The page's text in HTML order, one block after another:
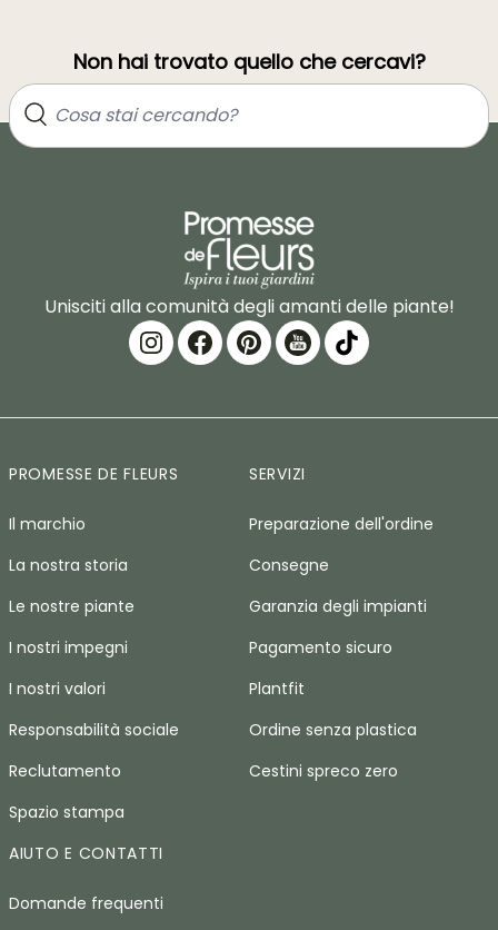
Non hai trovato quello che cercavi?
Unisciti alla comunità degli amanti delle piante!
PROMESSE DE FLEURS
Il marchio
La nostra storia
Le nostre piante
I nostri impegni
I nostri valori
Responsabilità sociale
Reclutamento
Spazio stampa
SERVIZI
Preparazione dell'ordine
Consegne
Garanzia degli impianti
Pagamento sicuro
Plantfit
Ordine senza plastica
Cestini spreco zero
AIUTO E CONTATTI
Domande frequenti